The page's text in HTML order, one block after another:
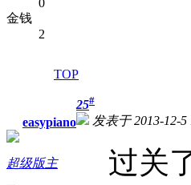
金钱
2
TOP
easypiano
超级版主
25#
发表于 2013-12-5
过关